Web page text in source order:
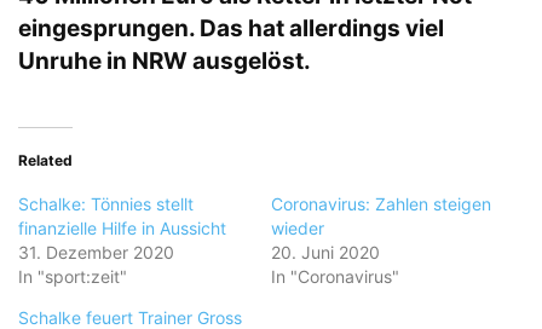
eingesprungen. Das hat allerdings viel
Unruhe in NRW ausgelöst.
Related
Schalke: Tönnies stellt
finanzielle Hilfe in Aussicht
31. Dezember 2020
In "sport:zeit"
Coronavirus: Zahlen steigen
wieder
20. Juni 2020
In "Coronavirus"
Schalke feuert Trainer Gross